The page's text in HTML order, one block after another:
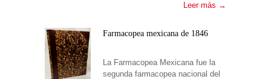
Leer más →
Farmacopea mexicana de 1846
La Farmacopea Mexicana fue la
segunda farmacopea nacional del